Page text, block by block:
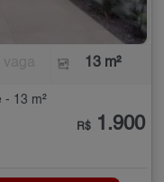
13 m²
- 13 m²
R$ 1.900